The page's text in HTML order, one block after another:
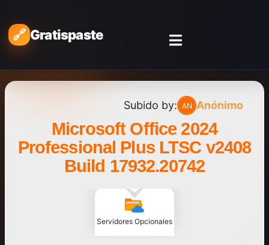
Gratispaste
Subido by: Anónimo
Microsoft Office 2024
Professional Plus LTSC v2408
Build 17932.20742
Servidores Opcionales